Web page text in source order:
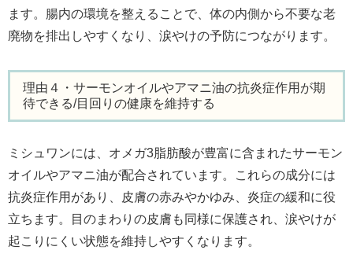
ます。腸内の環境を整えることで、体の内側から不要な老
廃物を排出しやすくなり、涙やけの予防につながります。
理由４・サーモンオイルやアマニ油の抗炎症作用が期
待できる/目回りの健康を維持する
ミシュワンには、オメガ3脂肪酸が豊富に含まれたサーモン
オイルやアマニ油が配合されています。これらの成分には
抗炎症作用があり、皮膚の赤みやかゆみ、炎症の緩和に役
立ちます。目のまわりの皮膚も同様に保護され、涙やけが
起こりにくい状態を維持しやすくなります。